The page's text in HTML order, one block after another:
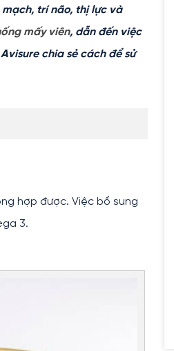
trí não, thị lực và
mấy viên, dẫn đến việc
chia sẻ cách để sử
hợp được. Việc bổ sung
3.